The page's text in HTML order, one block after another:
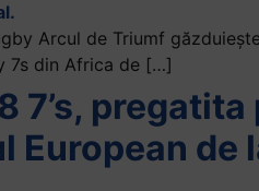
Arcul de Triumf
7s din Africa de […]
7’s,
European de